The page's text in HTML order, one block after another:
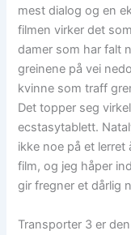
mest dialog og en
filmen virker det
damer som har falt
greinene på vei
kvinne som traff
Det topper seg
ecstasytablett.
ikke noe på et
film, og jeg håper
gir fregner et dårlig
Transporter 3 er